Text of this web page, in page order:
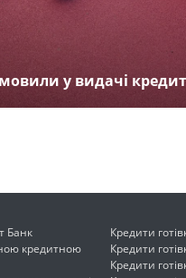
у видачі
Банк
кредитною
Кредити
Кредити
Кредити